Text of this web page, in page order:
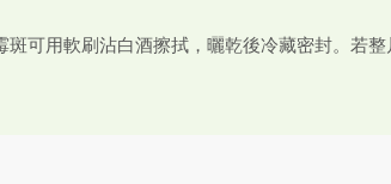
可用軟刷沾白酒擦拭，曬乾後冷藏密封。若